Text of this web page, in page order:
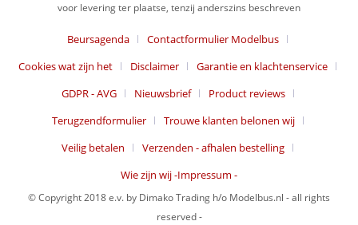
voor levering ter plaatse, tenzij anderszins beschreven
Beursagenda
Contactformulier Modelbus
Cookies wat zijn het
Disclaimer
Garantie en klachtenservice
GDPR - AVG
Nieuwsbrief
Product reviews
Terugzendformulier
Trouwe klanten belonen wij
Veilig betalen
Verzenden - afhalen bestelling
Wie zijn wij -Impressum -
© Copyright 2018 e.v. by Dimako Trading h/o Modelbus.nl - all rights
reserved -